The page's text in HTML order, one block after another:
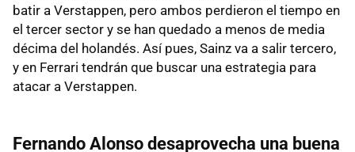
batir a Verstappen, pero ambos perdieron el tiempo en
el tercer sector y se han quedado a menos de media
décima del holandés. Así pues, Sainz va a salir tercero,
y en Ferrari tendrán que buscar una estrategia para
atacar a Verstappen.
Fernando Alonso desaprovecha una buena